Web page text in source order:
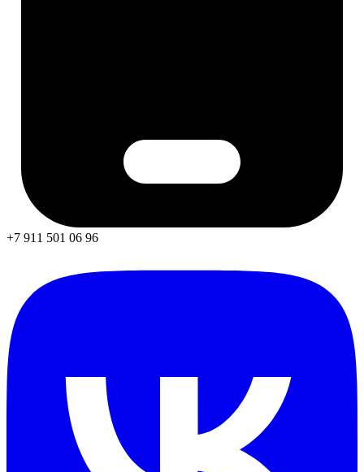
+7 911 501 06 96